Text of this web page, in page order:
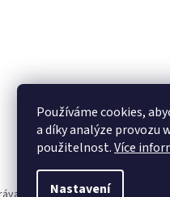
Používáme cookies,
a díky analýze provozu
použitelnost.Více
Nastavení